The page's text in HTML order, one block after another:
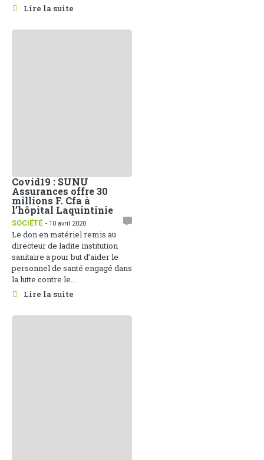
Lire la suite
Covid19 : SUNU
Assurances offre 30
millions F. Cfa à
l’hôpital Laquintinie
SOCIÉTÉ - 10 avril 2020
Le don en matériel remis au
directeur de ladite institution
sanitaire a pour but d’aider le
personnel de santé engagé dans
la lutte contre le...
Lire la suite